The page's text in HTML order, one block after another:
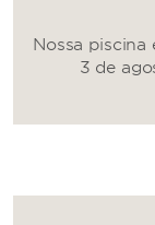
Nossa piscina
3 de